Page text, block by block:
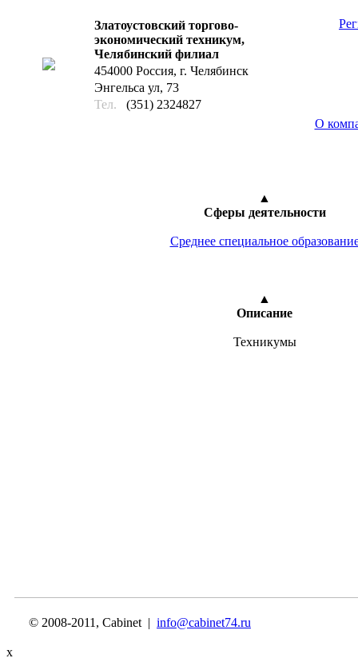
Златоустовский торгово-
экономический техникум,
Челябинский филиал
454000 Россия, г. Челябинск
Энгельса ул, 73
Тел.
(351) 2324827
О
▲
Сферы деятельности
Среднее специальное
▲
Описание
Техникумы
© 2008-2011, Cabinet | info@cabinet74.ru
x